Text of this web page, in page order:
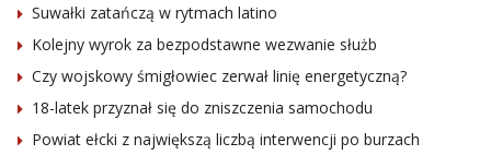
Suwałki zatańczą w rytmach latino
Kolejny wyrok za bezpodstawne wezwanie służb
Czy wojskowy śmigłowiec zerwał linię energetyczną?
18-latek przyznał się do zniszczenia samochodu
Powiat ełcki z największą liczbą interwencji po burzach